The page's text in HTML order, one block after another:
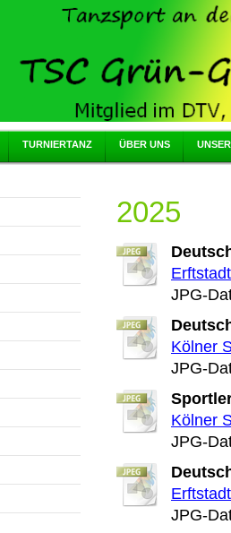
TURNIERTANZ ÜBER UNS
2025
JPG-
Kölner
JPG-
Kölner
JPG-
JPG-